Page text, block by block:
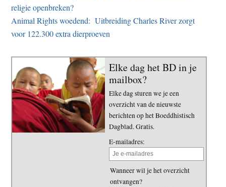
religie openbreken?
Animal Rights woedend: Uitbreiding Charles River zorgt
voor 122.300 extra dierproeven
Elke dag het BD in je
mailbox?
Elke dag sturen we je een
overzicht van de nieuwste
berichten op het Boeddhistisch
Dagblad. Gratis.
E-mailadres:
Wanneer wil je het overzicht
ontvangen?